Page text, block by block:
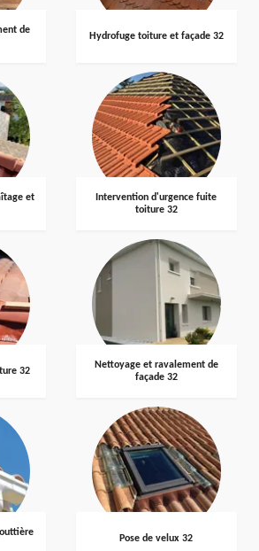
de
Hydrofuge toiture et façade 32
et
Intervention d'urgence fuite
toiture 32
32
Nettoyage et ravalement de
façade 32
Pose de velux 32